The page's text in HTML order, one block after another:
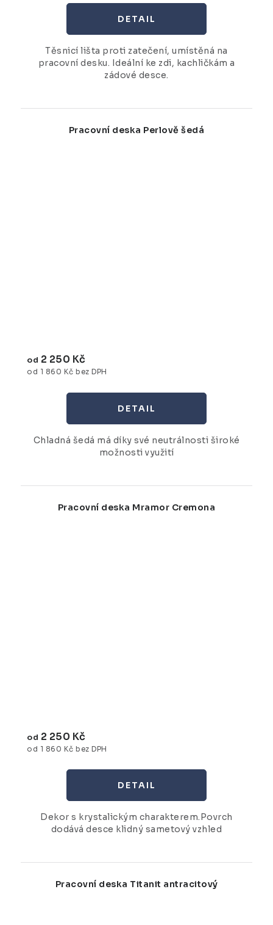
Těsnicí lišta proti zatečení, umístěná na
pracovní desku. Ideální ke zdi, kachličkám a
zádové desce.
Pracovní deska Perlově šedá
od 1 860 Kč bez DPH
od 2 250 Kč
Chladná šedá má díky své neutrálnosti široké
možnosti využití
Pracovní deska Mramor Cremona
od 1 860 Kč bez DPH
od 2 250 Kč
Dekor s krystalickým charakterem.Povrch
dodává desce klidný sametový vzhled
Pracovní deska Titanit antracitový